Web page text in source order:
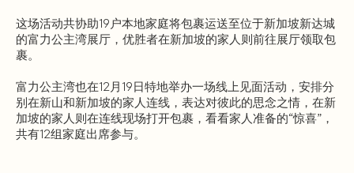
这场活动共协助19户本地家庭将包裹运送至位于新加坡新达城
的富力公主湾展厅，优胜者在新加坡的家人则前往展厅领取包
裹。
富力公主湾也在12月19日特地举办一场线上见面活动，安排分
别在新山和新加坡的家人连线，表达对彼此的思念之情，在新
加坡的家人则在连线现场打开包裹，看看家人准备的“惊喜”，
共有12组家庭出席参与。